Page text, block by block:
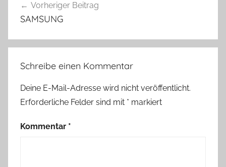
Vorheriger Beitrag
SAMSUNG
Schreibe einen Kommentar
Deine E-Mail-Adresse wird nicht veröffentlicht.
Erforderliche Felder sind mit * markiert
Kommentar *